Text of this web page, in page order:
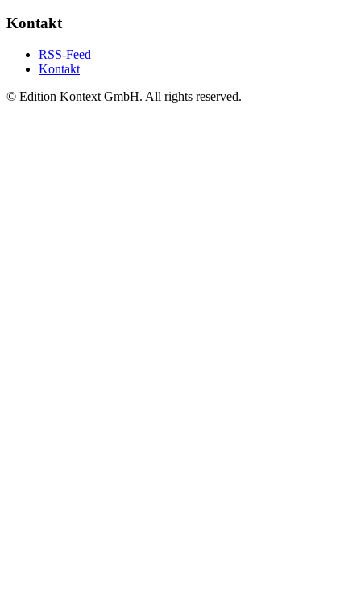
Kontakt
RSS-Feed
Kontakt
© Edition Kontext GmbH. All rights reserved.